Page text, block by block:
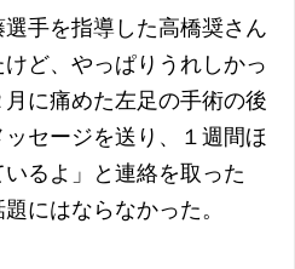
手を指導した高橋奨さん
けど、やっぱりうれしかっ
に痛めた左足の手術の後
セージを送り、１週間ほ
るよ」と連絡を取った
にはならなかった。